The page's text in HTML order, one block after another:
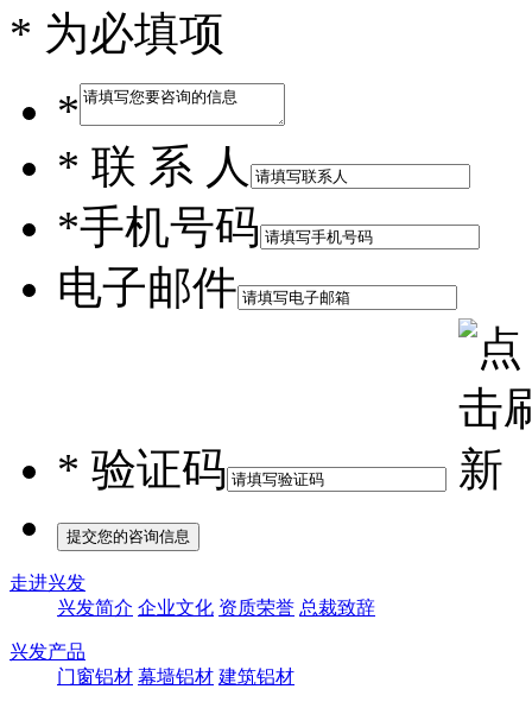
* 为必填项
*
* 联 系 人
*手机号码
电子邮件
* 验证码
走进兴发
兴发简介 企业文化 资质荣誉 总裁致辞
兴发产品
门窗铝材 幕墙铝材 建筑铝材